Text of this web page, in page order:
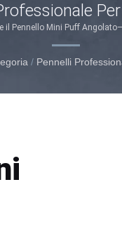
Pennello Mini Puff
/ Pennelli